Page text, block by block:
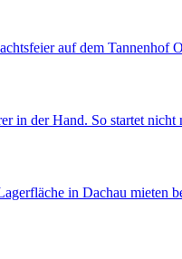
auf dem Tannenhof
in der Hand. So startet
in Dachau mieten